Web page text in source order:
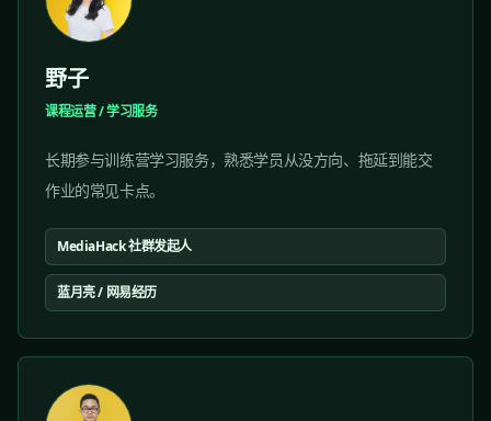
野子
课程运营 / 学习服务
长期参与训练营学习服务，熟悉学员从没方向、拖延到能交
作业的常见卡点。
MediaHack 社群发起人
蓝月亮 / 网易经历